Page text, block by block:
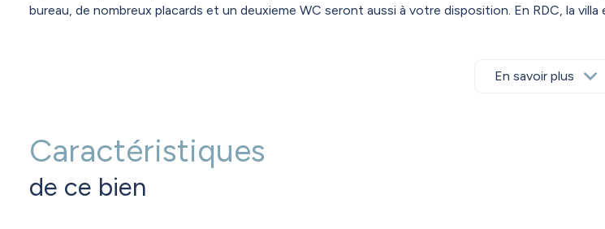
bureau, de nombreux placards et un deuxieme WC seront aussi à votre disposition. En RDC, la
En savoir plus
Caractéristiques
de ce bien